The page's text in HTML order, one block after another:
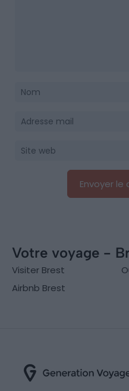
Votre voyage -
Visiter Brest
Airbnb Brest